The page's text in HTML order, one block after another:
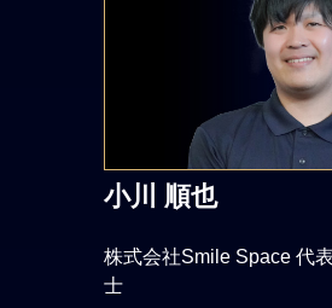
小川 順也
株式会社Smile Space 代
士